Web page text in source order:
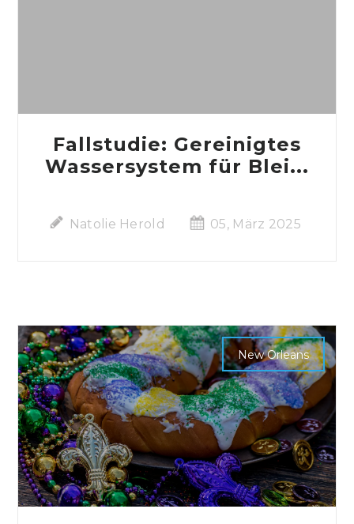
Fallstudie: Gereinigtes
Wassersystem für Blei...
Natolie Herold 05, März 2025
New Orleans